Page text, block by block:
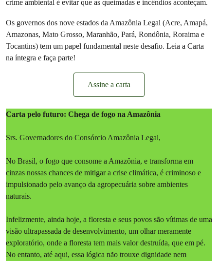
crime ambiental é evitar que as queimadas e incêndios aconteçam.
Os governos dos nove estados da Amazônia Legal (Acre, Amapá,
Amazonas, Mato Grosso, Maranhão, Pará, Rondônia, Roraima e
Tocantins) tem um papel fundamental neste desafio. Leia a Carta
na íntegra e faça parte!
Assine a carta
Carta pelo futuro: Chega de fogo na Amazônia
Srs. Governadores do Consórcio Amazônia Legal,
No Brasil, o fogo que consome a Amazônia, e transforma em
cinzas nossas chances de mitigar a crise climática, é criminoso e
impulsionado pelo avanço da agropecuária sobre ambientes
naturais.
Infelizmente, ainda hoje, a floresta e seus povos são vítimas de uma
visão ultrapassada de desenvolvimento, um olhar meramente
exploratório, onde a floresta tem mais valor destruída, que em pé.
No entanto, até aqui, essa lógica não trouxe dignidade nem